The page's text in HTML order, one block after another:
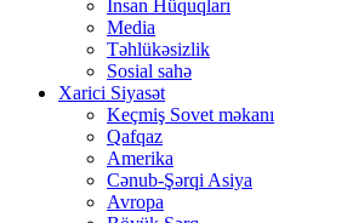
İnsan Hüquqları
Media
Təhlükəsizlik
Sosial sahə
Xarici Siyasət
Keçmiş Sovet məkanı
Qafqaz
Amerika
Cənub-Şərqi Asiya
Avropa